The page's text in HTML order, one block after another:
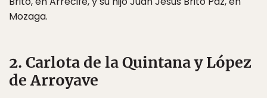
Mozaga.
2. Carlota de la Quintana y López
de Arroyave